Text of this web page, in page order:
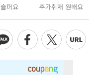
슬퍼요 추가취재 원해요